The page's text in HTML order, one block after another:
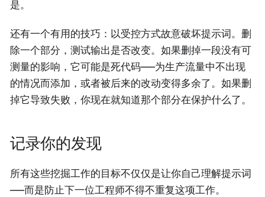
是。
还有一个有用的技巧：以受控方式故意破坏提示词。删
除一个部分，测试输出是否改变。如果删掉一段没有可
测量的影响，它可能是死代码——为生产流量中不出现
的情况而添加，或者被后来的改动变得多余了。如果删
掉它导致失败，你现在就知道那个部分在保护什么了。
记录你的发现
所有这些挖掘工作的目标不仅仅是让你自己理解提示词
——而是防止下一位工程师不得不重复这项工作。